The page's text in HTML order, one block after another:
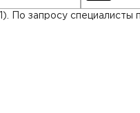
По запросу